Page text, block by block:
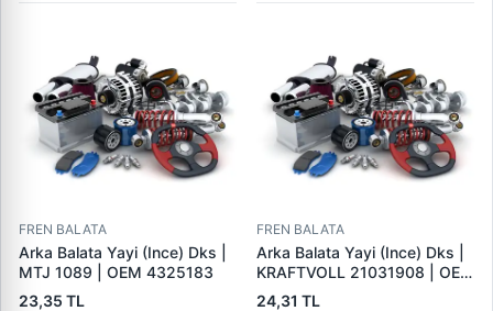
FREN BALATA
Arka Balata Yayi (Ince) Dks |
MTJ 1089 | OEM 4325183
23,35 TL
FREN BALATA
Arka Balata Yayi (Ince) Dks |
KRAFTVOLL 21031908 | OEM
4325183
24,31 TL